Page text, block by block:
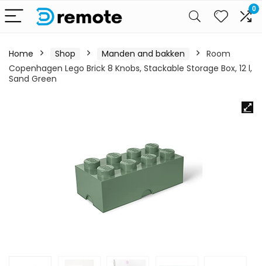
0
Home Shop Manden and bakken
Room
Copenhagen Lego Brick 8 Knobs, Stackable Storage Box, 12 l,
Sand Green